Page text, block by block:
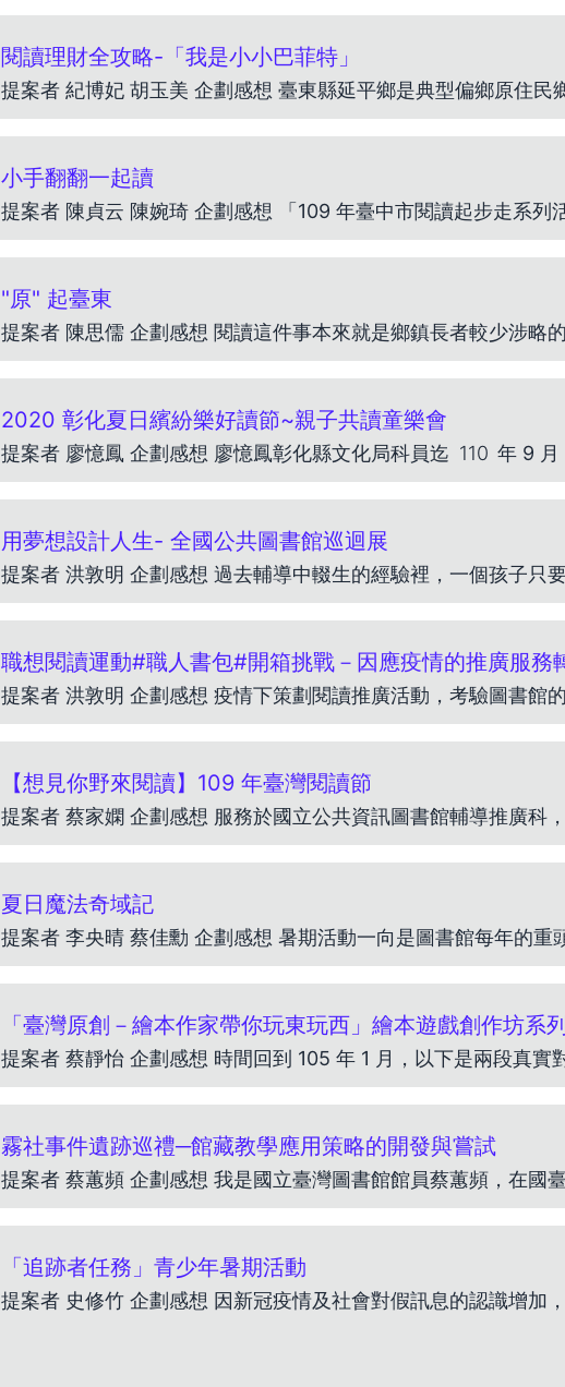
閱讀理財全攻略-「我是小小巴菲特」
小手翻翻一起讀
"原" 起臺東
2020 彰化夏日繽紛樂好讀節~親子共讀童樂會
提案者 廖憶鳳 企劃感想 廖憶鳳彰化縣文化局科員迄 110 年 9 月 1 日退休，曾
用夢想設計人生- 全國公共圖書館巡迴展
職想閱讀運動#職人書包#開箱挑戰－因應疫情的推廣服務
【想見你野來閱讀】109 年臺灣閱讀節
夏日魔法奇域記
「臺灣原創－繪本作家帶你玩東玩西」繪本遊戲創作坊系
霧社事件遺跡巡禮─館藏教學應用策略的開發與嘗試
「追跡者任務」青少年暑期活動